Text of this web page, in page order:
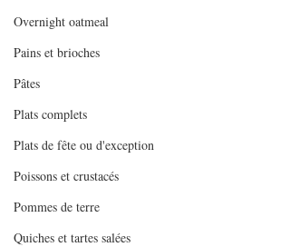
Overnight oatmeal
Pains et brioches
Pâtes
Plats complets
Plats de fête ou d'exception
Poissons et crustacés
Pommes de terre
Quiches et tartes salées